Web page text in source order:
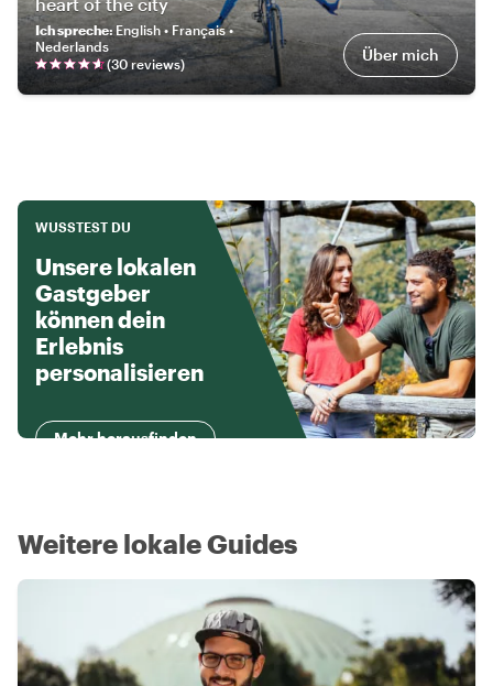
heart of the city
Ich spreche:English • Français •
Nederlands
(30 reviews) Über mich
WUSSTEST DU
Unsere lokalen
Gastgeber
können dein
Erlebnis
personalisieren
Mehr herausfinden
Weitere lokale Guides